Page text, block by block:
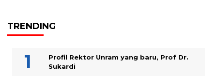
TRENDING
Profil Rektor Unram yang baru, Prof Dr.
Sukardi